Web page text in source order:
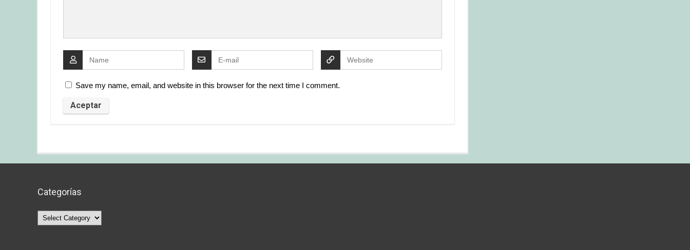
Save my name, email, and website in this browser for the next time I comment.
Categorías
Categorías